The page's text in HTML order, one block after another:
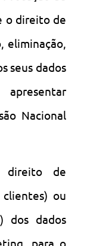
o direito de
eliminação,
seus dados
Nacional
direito de
ou
dos dados
para o